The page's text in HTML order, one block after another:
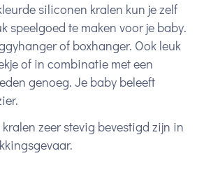
siliconen kralen kun je zelf
speelgoed te maken voor je baby.
of boxhanger. Ook leuk
of in combinatie met een
genoeg. Je baby beleeft
zeer stevig bevestigd zijn in